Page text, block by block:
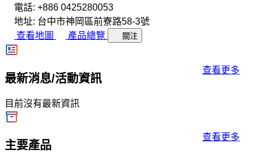
電話: +886 0425280053
地址: 台中市神岡區前寮路58-3號
查看地圖
產品總覽 關注
最新消息/活動資訊
查看更多
目前沒有最新資訊
主要產品
查看更多